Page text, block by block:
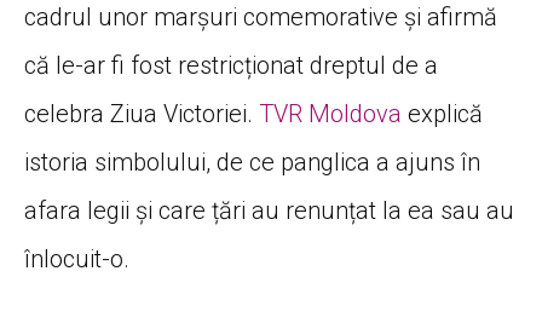
cadrul unor marșuri comemorative și afirmă
că le-ar fi fost restricționat dreptul de a
celebra Ziua Victoriei. TVR Moldova explică
istoria simbolului, de ce panglica a ajuns în
afara legii și care țări au renunțat la ea sau au
înlocuit-o.